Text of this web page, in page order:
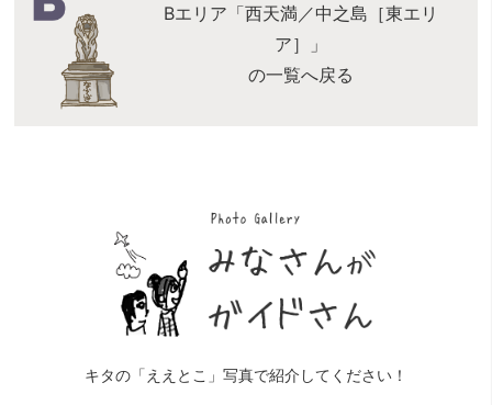
Bエリア「西天満／中之島［東エリ
ア］」
の一覧へ戻る
キタの「ええとこ」写真で紹介してください！